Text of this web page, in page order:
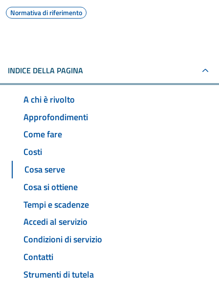
Normativa di riferimento
INDICE DELLA PAGINA
A chi è rivolto
Approfondimenti
Come fare
Costi
Cosa serve
Cosa si ottiene
Tempi e scadenze
Accedi al servizio
Condizioni di servizio
Contatti
Strumenti di tutela